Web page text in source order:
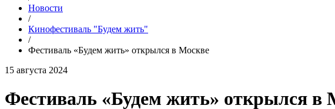
Новости
/
Кинофестиваль "Будем жить"
/
Фестиваль «Будем жить» открылся в Москве
15 августа 2024
Фестиваль «Будем жить» открылся в